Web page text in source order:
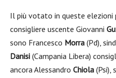
Il più votato in queste
consigliere uscente Giovanni
sono Francesco Morra (Pd),
Danisi (Campania Libera)
ancoraAlessandro Chiola (Psi),